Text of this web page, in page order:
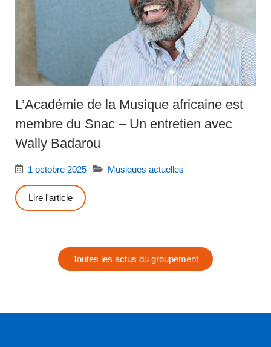
L’Académie de la Musique africaine est
membre du Snac – Un entretien avec
Wally Badarou
1 octobre 2025 Musiques actuelles
Lire l'article
Toutes les actus du groupement